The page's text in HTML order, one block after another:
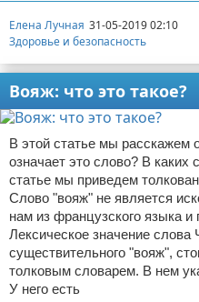
Елена Лучная 31-05-2019 02:10
Здоровье и безопасность
Вояж: что это такое?
В этой статье мы расскажем
означает это слово? В каких
статье мы приведем
Слово "вояж" не является
нам из французского языка и
Лексическое значение
существительного "вояж",
толковым словарем. В нем
У него есть